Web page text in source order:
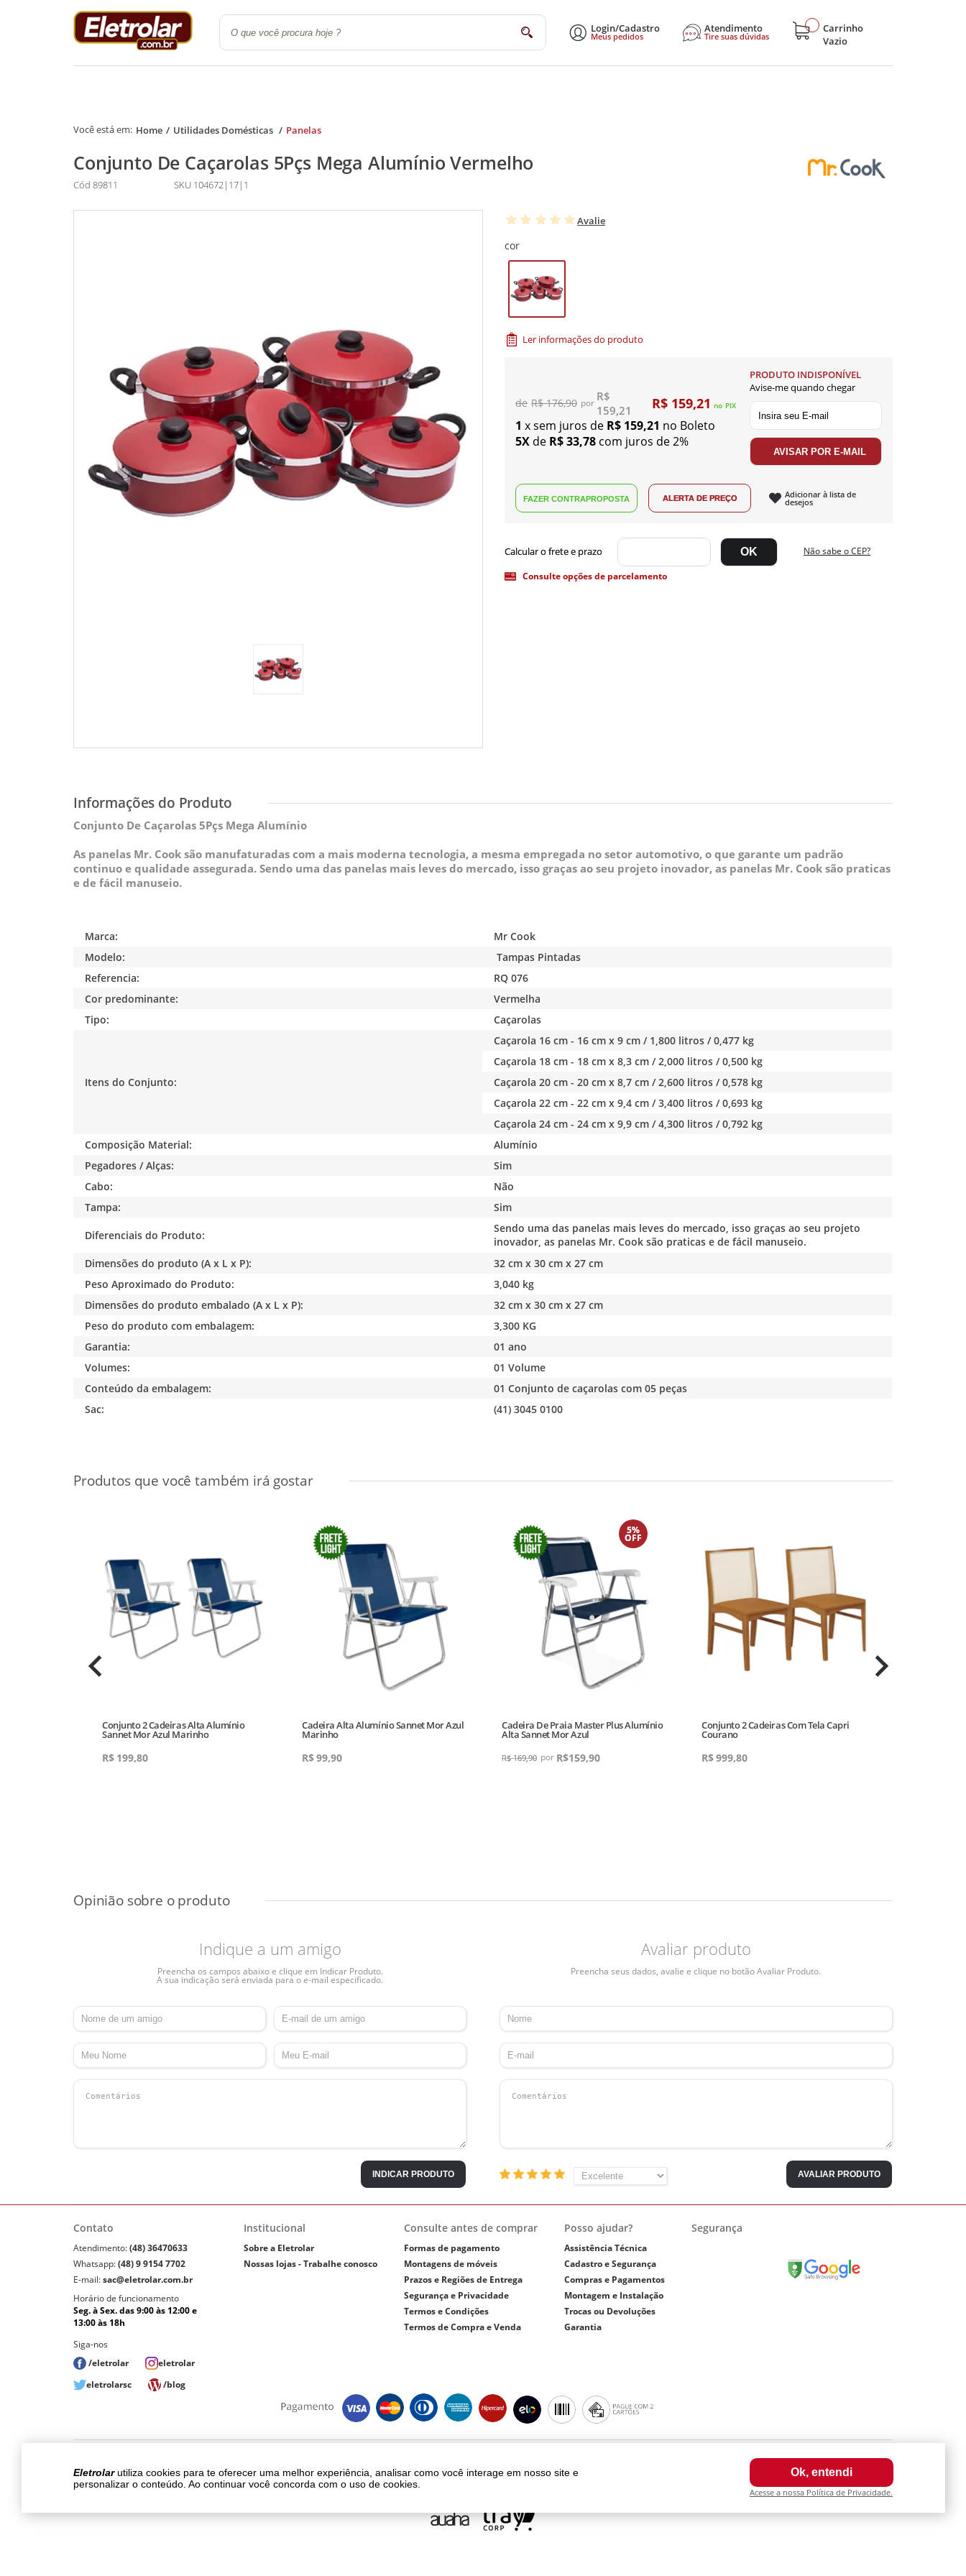
Login/Cadastro
Meus pedidos
Atendimento
Tire suas dúvidas
Carrinho
Vazio
Quarto Utilidades Domésticas Eletrodomésticos Eletroportáteis Hobby e Lazer
Home Utilidades Domésticas Panelas
Conjunto De Caçarolas 5Pçs Mega Alumínio Vermelho
Cód 89811 SKU 104672|17|1
Avalie
cor
Ler informações do produto
R$ 176,90
R$
159,21
R$ 159,21 no PIX
1 x sem juros de R$ 159,21 no Boleto
5X de R$ 33,78 com juros de 2%
PRODUTO INDISPONÍVEL
Avise-me quando chegar
Adicionar à lista de
desejos
Não sabe o CEP?
Consulte opções de parcelamento
Conjunto De Caçarolas 5Pçs Mega Alumínio
As panelas Mr. Cook são manufaturadas com a mais moderna tecnologia, a mesma empregada no setor automotivo, o que garante um padrão
continuo e qualidade assegurada. Sendo uma das panelas mais leves do mercado, isso graças ao seu projeto inovador, as panelas Mr. Cook são praticas
e de fácil manuseio.
Marca:
Mr Cook
Modelo:
Tampas Pintadas
Referencia:
RQ 076
Cor predominante:
Vermelha
Tipo:
Caçarolas
Itens do Conjunto:
Caçarola 16 cm - 16 cm x 9 cm / 1,800 litros / 0,477 kg
Caçarola 18 cm - 18 cm x 8,3 cm / 2,000 litros / 0,500 kg
Caçarola 20 cm - 20 cm x 8,7 cm / 2,600 litros / 0,578 kg
Caçarola 22 cm - 22 cm x 9,4 cm / 3,400 litros / 0,693 kg
Caçarola 24 cm - 24 cm x 9,9 cm / 4,300 litros / 0,792 kg
Composição Material:
Alumínio
Pegadores / Alças:
Sim
Cabo:
Não
Tampa:
Sim
Diferenciais do Produto:
Sendo uma das panelas mais leves do mercado, isso graças ao seu projeto
inovador, as panelas Mr. Cook são praticas e de fácil manuseio.
Dimensões do produto (A x L x P):
32 cm x 30 cm x 27 cm
Peso Aproximado do Produto:
3,040 kg
Dimensões do produto embalado (A x L x P):
32 cm x 30 cm x 27 cm
Peso do produto com embalagem:
3,300 KG
Garantia:
01 ano
Volumes:
01 Volume
Conteúdo da embalagem:
01 Conjunto de caçarolas com 05 peças
Sac:
(41) 3045 0100
Conjunto 2 Cadeiras Alta Alumínio
Sannet Mor Azul Marinho
R$ 199,80
Cadeira Alta Alumínio Sannet Mor Azul
Marinho
R$99,90
5%
OFF
Cadeira De Praia Master Plus Alumínio
Alta Sannet Mor Azul
R$ 169,90 R$159,90
Conjunto 2 Cadeiras Com Tela Capri
Courano
R$999,80
Indique a um amigo
Preencha os campos abaixo e clique em Indicar Produto.
A sua indicação será enviada para o e-mail especificado.
INDICAR PRODUTO
Avaliar produto
Preencha seus dados, avalie e clique no botão Avaliar Produto.
AVALIAR PRODUTO
Eletrolarutiliza cookies para te oferecer uma melhor experiência, analisar como você interage em nosso site e
personalizar o conteúdo. Ao continuar você concorda com o uso de cookies.
Ok, entendi
Acesse a nossa Política de Privacidade.
Contato
Atendimento:(48) 36470633
Whatsapp:(48) 9 9154 7702
E-mail:sac@eletrolar.com.br
Horário de funcionamento
Seg. à Sex. das 9:00 às 12:00 e
13:00 às 18h
Siga-nos
/eletrolar
eletrolar
eletrolarsc
/blog
Institucional
Sobre a Eletrolar
Nossas lojas - Trabalhe conosco
Consulte antes de comprar
Formas de pagamento
Montagens de móveis
Prazos e Regiões de Entrega
Segurança e Privacidade
Termos e Condições
Termos de Compra e Venda
Posso ajudar?
Assistência Técnica
Cadastro e Segurança
Compras e Pagamentos
Montagem e Instalação
Trocas ou Devoluções
Garantia
Segurança
Copyright © 2018 - eletrolar.com.br - NEGRO E ANDREADIS LTDA - CNPJ 01.093.810/0003-64
Os preços, promoções, condições de pagamento, frete e produtos são válidos exclusivamente para compras realizadas via internet. Fotos meramente ilustrativas.